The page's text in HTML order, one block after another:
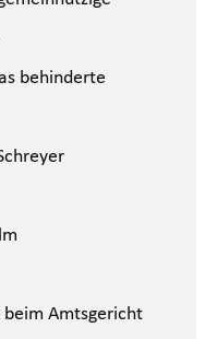
behinderte
beim Amtsgericht